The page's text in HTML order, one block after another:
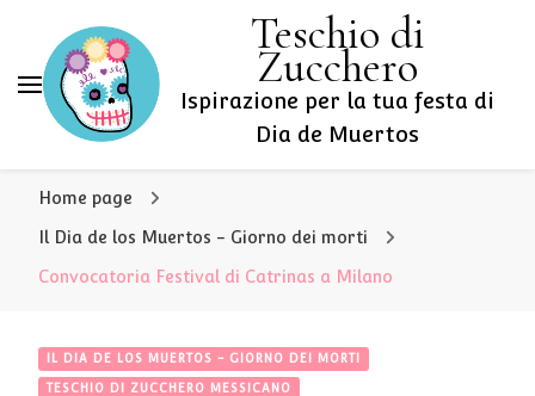
Teschio di
Zucchero
Ispirazione per la tua festa di
Dia de Muertos
Home page
Il Dia de los Muertos - Giorno dei morti
Convocatoria Festival di Catrinas a Milano
IL DIA DE LOS MUERTOS - GIORNO DEI MORTI
TESCHIO DI ZUCCHERO MESSICANO